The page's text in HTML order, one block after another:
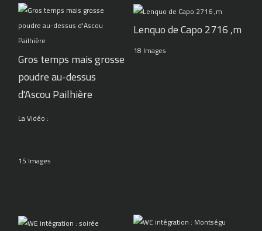
Gros temps mais grosse
poudre au-dessus
d'Ascou Pailhière
La Vidéo :
15 Images
Lenquo de Capo 2716 ,m
18 Images